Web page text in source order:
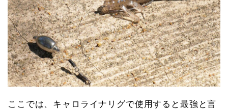
ここでは、キャロライナリグで使用すると最強と言